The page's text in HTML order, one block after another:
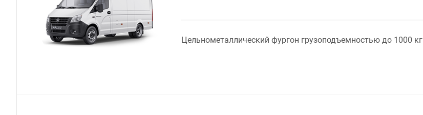
Цельнометаллический фургон грузоподъемностью до 1000 кг